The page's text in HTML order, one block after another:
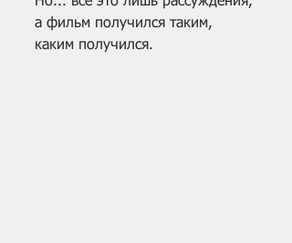
а фильм получился таким,
каким получился.